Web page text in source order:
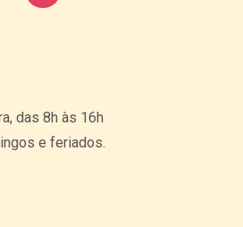
das 8h às 16h
e feriados.